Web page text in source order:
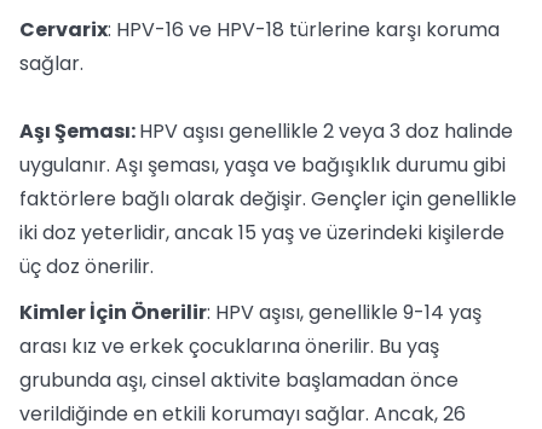
Cervarix: HPV-16 ve HPV-18 türlerine karşı koruma
sağlar.
Aşı Şeması:HPV aşısı genellikle 2 veya 3 doz halinde
uygulanır. Aşı şeması, yaşa ve bağışıklık durumu gibi
faktörlere bağlı olarak değişir. Gençler için genellikle
iki doz yeterlidir, ancak 15 yaş ve üzerindeki kişilerde
üç doz önerilir.
Kimler İçin Önerilir: HPV aşısı, genellikle 9-14 yaş
arası kız ve erkek çocuklarına önerilir. Bu yaş
grubunda aşı, cinsel aktivite başlamadan önce
verildiğinde en etkili korumayı sağlar. Ancak, 26